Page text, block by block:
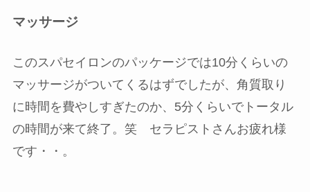
マッサージ
このスパセイロンのパッケージでは10分くらいの
マッサージがついてくるはずでしたが、角質取り
に時間を費やしすぎたのか、5分くらいでトータル
の時間が来て終了。笑 セラピストさんお疲れ様
です・・。